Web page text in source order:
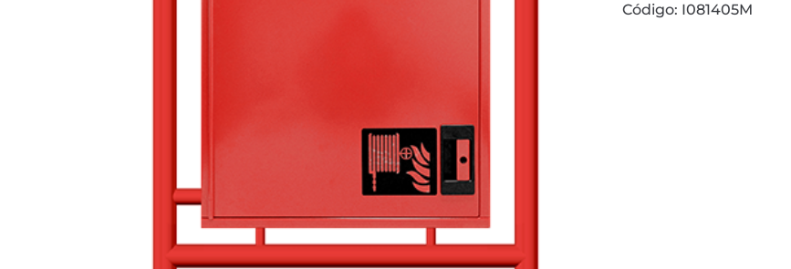
Código: I081405M